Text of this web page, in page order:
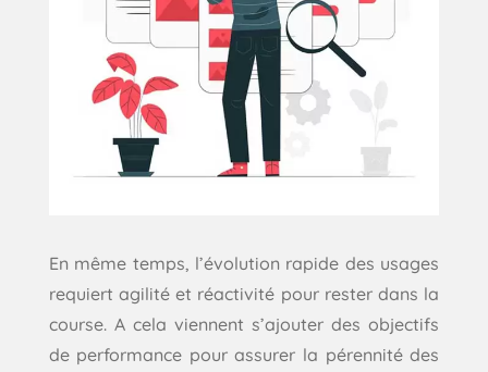
En même temps, l’évolution rapide des usages
requiert agilité et réactivité pour rester dans la
course. A cela viennent s’ajouter des objectifs
de performance pour assurer la pérennité des